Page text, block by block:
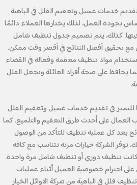
خدمات غسيل وتعقيم الفلل في الباهية
بجودة العمل، لذلك يختارها العملاء دائمًا
كذلك، يتم تصميم جدول تنظيف شامل
تحقيق أفضل النتائج في أقصر وقت ممكن.
مواد تنظيف معقمة وفعالة في القضاء
يحافظ على صحة أفراد العائلة ويجعل الفلل
في تقديم خدمات غسيل وتعقيم الفلل
العمال على أحدث طرق التعقيم والتلميع. كما
بعد كل عملية تنظيف للتأكد من الوصول
توفر الشركة خيارات مرنة تتناسب مع كافة
تنظيف دوري أو تنظيف شامل مرة واحدة.
احترام خصوصية العميل أثناء عمليات
فلل في الباهية من شركة الاوائل الخيار